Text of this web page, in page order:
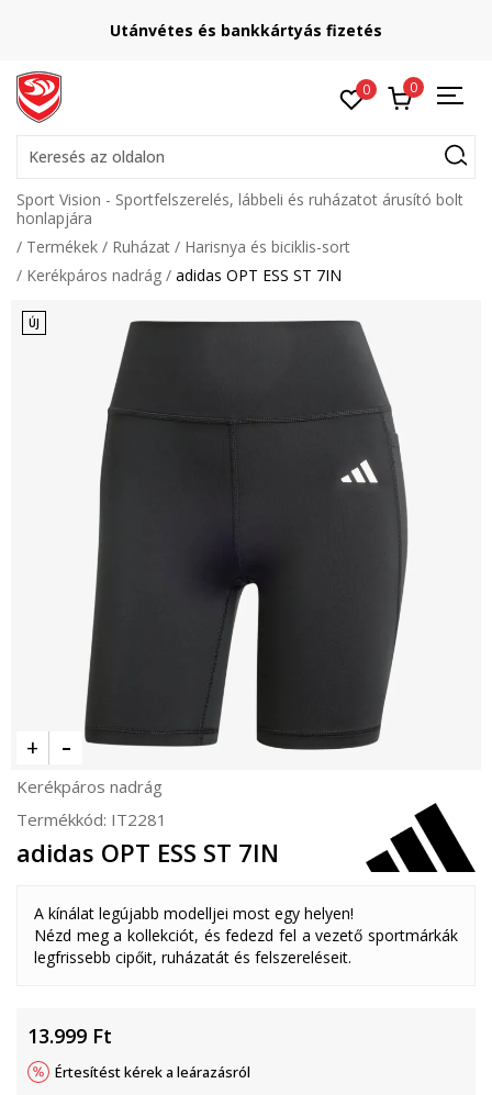
Utánvétes és bankkártyás fizetés
0 0
Keresés az oldalon
Sport Vision - Sportfelszerelés, lábbeli és ruházatot árusító bolt
honlapjára
Termékek
Ruházat
Harisnya és biciklis-sort
Kerékpáros nadrág
adidas OPT ESS ST 7IN
ÚJ
Kerékpáros nadrág
Termékkód: IT2281
adidas OPT ESS ST 7IN
A kínálat legújabb modelljei most egy helyen!
Nézd meg a kollekciót, és fedezd fel a vezető sportmárkák
legfrissebb cipőit, ruházatát és felszereléseit.
13.999 Ft
Értesítést kérek a leárazásról